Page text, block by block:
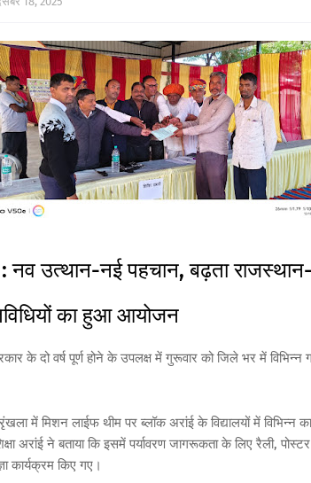
: नव उत्थान-नई पहचान, बढ़ता राजस्थान-
का हुआ आयोजन
के दो वर्ष पूर्ण होने के उपलक्ष में गुरूवार को जिले भर में विभिन्न
में मिशन लाईफ थीम पर ब्लॉक अरांई के विद्यालयों में विभिन्न
अरांई ने बताया कि इसमें पर्यावरण जागरूकता के लिए रैली,
कार्यक्रम किए गए।